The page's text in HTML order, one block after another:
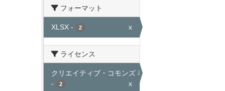
フォーマット
XLSX - 2 x
ライセンス
クリエイティブ・コモンズ 表示
-
2 x